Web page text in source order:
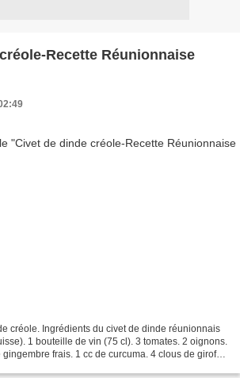
Recette Réunionnaise
créole. Ingrédients du civet de dinde réunionnais
1 bouteille de vin (75 cl). 3 tomates. 2 oignons.
frais. 1 cc de curcuma. 4 clous de girofle.